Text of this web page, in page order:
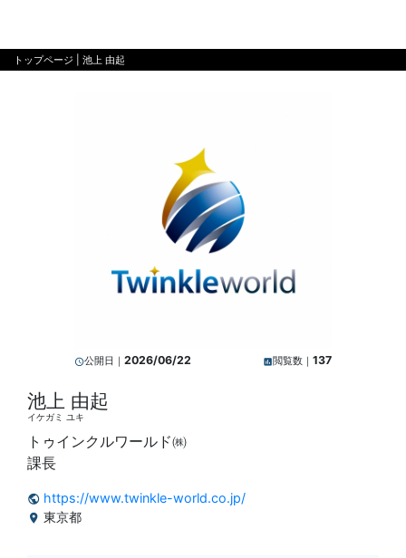
トップページ | 池上 由起
query_builder公開日｜2026/06/22 insert_chart閲覧数｜ 137
池上 由起
イケガミ ユキ
トゥインクルワールド㈱
課長
public https://www.twinkle-world.co.jp/
location_on 東京都